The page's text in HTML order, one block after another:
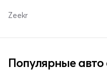
Zeekr
Популярные авто